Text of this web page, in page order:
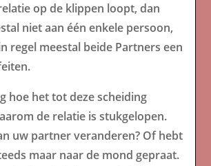
op de klippen loopt, dan
niet aan één enkele persoon,
regel meestal beide Partners een
hoe het tot deze scheiding
de relatie is stukgelopen.
uw partner veranderen? Of hebt
maar naar de mond gepraat.